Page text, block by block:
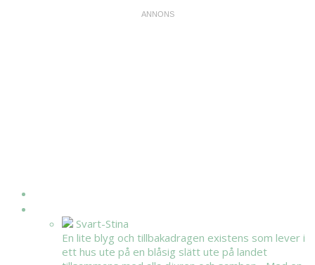
Svart-Stina
En lite blyg och tillbakadragen existens som lever i
ett hus ute på en blåsig slätt ute på landet